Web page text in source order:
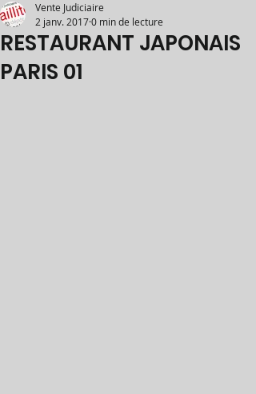
RESTAURANT JAPONAIS
PARIS 01
Vente Judiciaire
2 janv. 20170 min de lecture